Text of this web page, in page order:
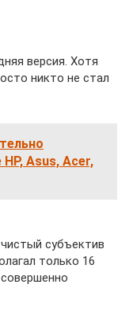
версия. Хотя
никто не стал
Asus, Acer,
субъектив
только 16